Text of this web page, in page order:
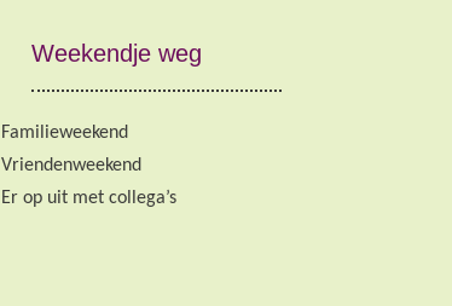
Weekendje weg
Familieweekend
Vriendenweekend
Er op uit met collega’s